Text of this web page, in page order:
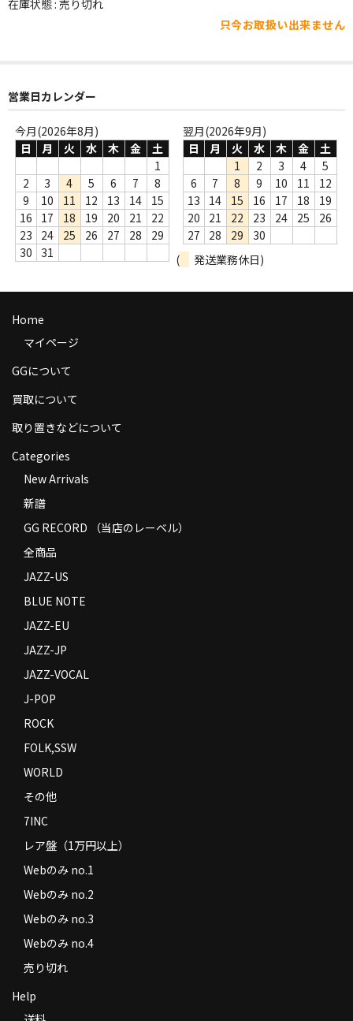
Webのみ no.1
Webのみ no.2
Webのみ no.4
売り切れ
Help
送料
商品の発送
返品
コンディション
Privacy Policy
特定商取引法に基づく表示
Contact
在庫状態 : 売り切れ
只今お取扱い出来ません
営業日カレンダー
今月(2026年8月)
日
月 火 水 木 金
土
1
2
3 4 5 6 7
8
9
10 11 12 13 14
15
16
17 18 19 20 21
22
23
24 25 26 27 28
29
30
31
翌月(2026年9月)
日
月 火 水 木 金
土
1
2 3 4
5
6
7 8 9 10 11
12
13
14 15 16 17 18
19
20
21 22 23 24 25
26
27
28 29
30
(
発送業務休日)
Home
マイページ
GGについて
買取について
取り置きなどについて
Categories
New Arrivals
新譜
GG RECORD （当店のレーベル）
全商品
JAZZ-US
BLUE NOTE
JAZZ-EU
JAZZ-JP
JAZZ-VOCAL
J-POP
ROCK
FOLK,SSW
WORLD
その他
7INC
レア盤（1万円以上）
Webのみ no.1
Webのみ no.2
Webのみ no.3
Webのみ no.4
売り切れ
Help